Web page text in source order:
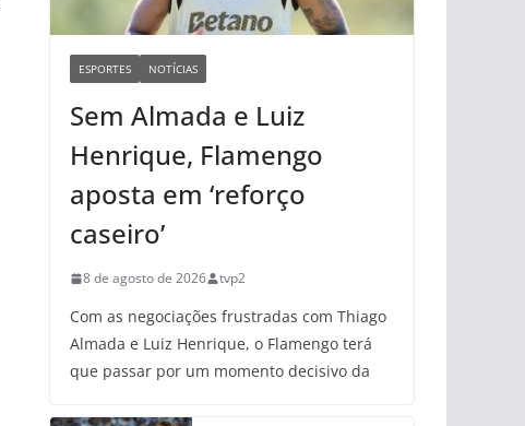
ESPORTES NOTÍCIAS
Sem Almada e Luiz
Henrique, Flamengo
aposta em ‘reforço
caseiro’
8 de agosto de 2026 tvp2
Com as negociações frustradas com Thiago
Almada e Luiz Henrique, o Flamengo terá
que passar por um momento decisivo da